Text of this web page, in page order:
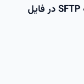
فعال بودن Subsystem مربوط به SFTP در فایل